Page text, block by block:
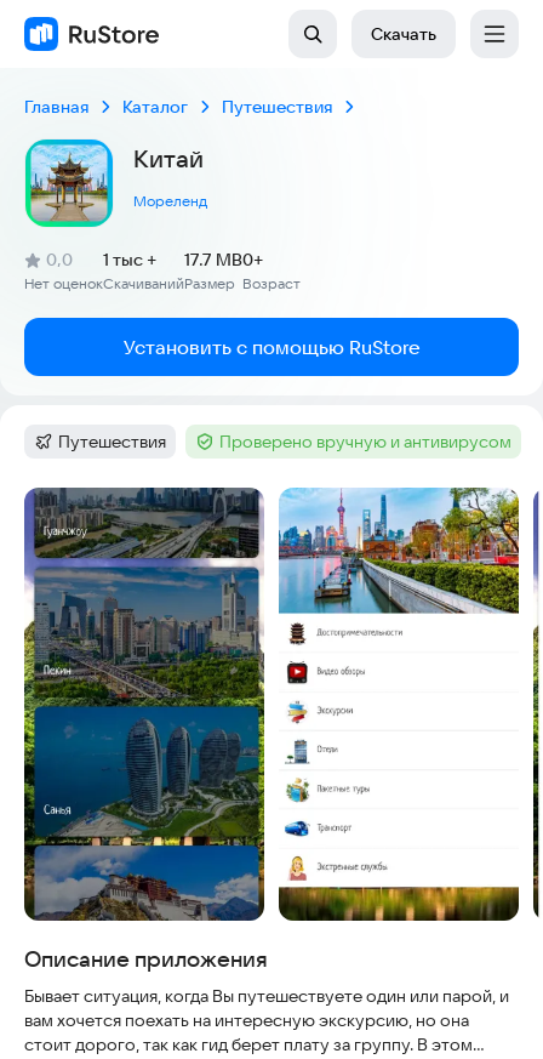
Скачать
Главная Каталог Путешествия
Китай
Мореленд
Рейтинг:
0,0
(
Нет оценок
)
Скачиваний
1 тыс +
Размер
17.7 MB
Возраст
0+
Установить с помощью RuStore
Категория:
Путешествия Тег :Проверено вручную и антивирусом
Скриншоты
Описание приложения
Бывает ситуация, когда Вы путешествуете один или парой, и
вам хочется поехать на интересную экскурсию, но она
стоит дорого, так как гид берет плату за группу. В этом